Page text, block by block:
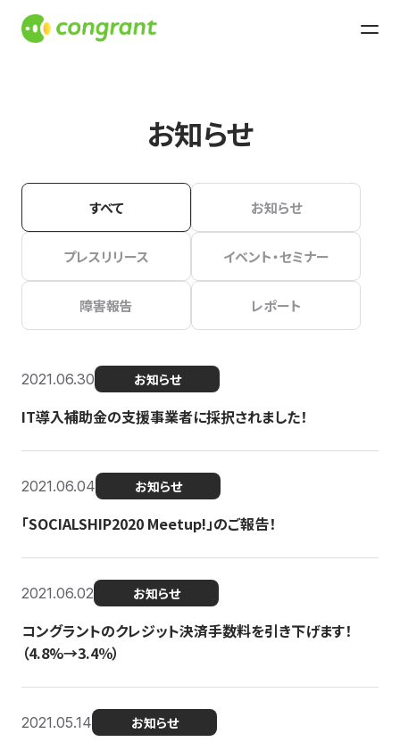
お知らせ
すべて お知らせ
プレスリリース イベント・セミナー
障害報告 レポート
2021.06.30 お知らせ
IT導入補助金の支援事業者に採択されました！
2021.06.04 お知らせ
「SOCIALSHIP2020 Meetup!」のご報告！
2021.06.02 お知らせ
コングラントのクレジット決済手数料を引き下げます！
（4.8%→3.4％）
2021.05.14 お知らせ